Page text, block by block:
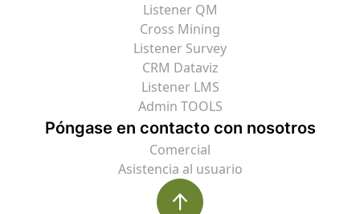
Listener QM
Cross Mining
Listener Survey
CRM Dataviz
Listener LMS
Admin TOOLS
Póngase en contacto con nosotros
Comercial
Asistencia al usuario